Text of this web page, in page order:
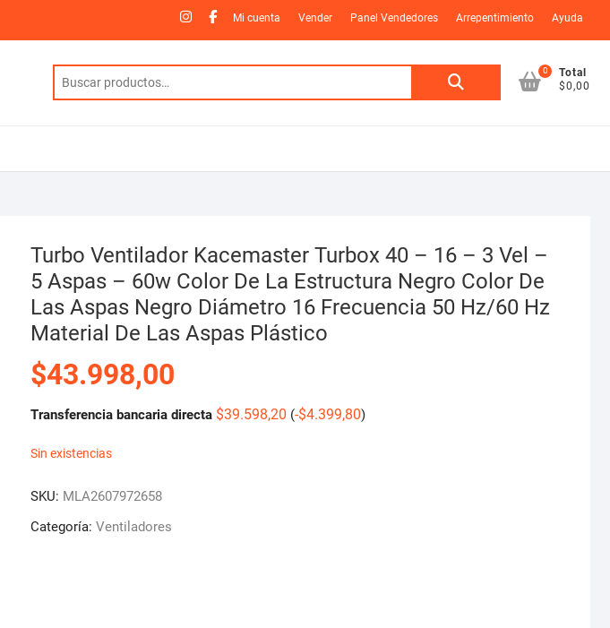
Instagram
Facebook
Mi cuenta Vender Panel Vendedores Arrepentimiento Ayuda
Buscar
0
Total
$0,00
Turbo Ventilador Kacemaster Turbox 40 – 16 – 3 Vel –
5 Aspas – 60w Color De La Estructura Negro Color De
Las Aspas Negro Diámetro 16 Frecuencia 50 Hz/60 Hz
Material De Las Aspas Plástico
$43.998,00
Transferencia bancaria directa $39.598,20 (-$4.399,80)
Sin existencias
SKU: MLA2607972658
Categoría: Ventiladores